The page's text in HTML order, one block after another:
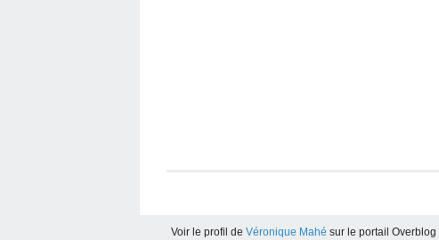
Voir le profil de Véronique Mahé sur le portail Overblog